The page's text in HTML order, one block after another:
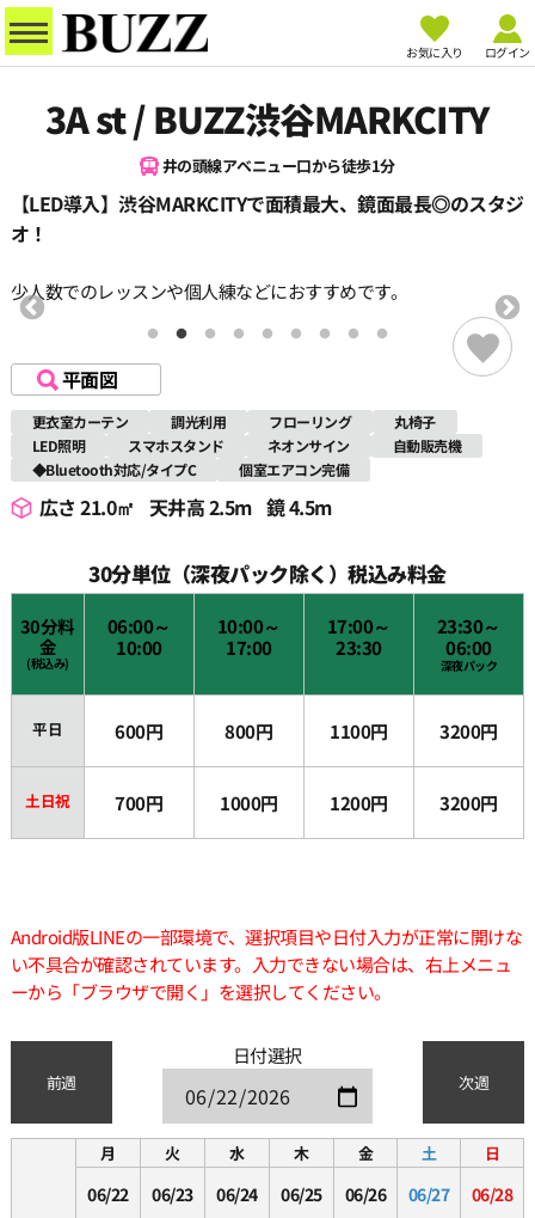
お気に入り ログイン
3A st / BUZZ渋谷MARKCITY
井の頭線アベニュー口から徒歩1分
【LED導入】渋谷MARKCITYで面積最大、鏡面最長◎のスタジ
オ！
少人数でのレッスンや個人練などにおすすめです。
平面図
更衣室カーテン 調光利用 フローリング
丸椅子
LED照明
スマホスタンド ネオンサイン
自動販売機
◆Bluetooth対応/タイプC
個室エアコン完備
広さ 21.0㎡ 天井高 2.5m 鏡 4.5m
30分単位（深夜パック除く）税込み料金
30分料
金
(税込み)
06:00～
10:00
10:00～
17:00
17:00～
23:30
23:30～
06:00
深夜パック
平日 600円 800円 1100円 3200円
土日祝 700円 1000円 1200円 3200円
Android版LINEの一部環境で、選択項目や日付入力が正常に開けな
い不具合が確認されています。入力できない場合は、右上メニュ
ーから「ブラウザで開く」を選択してください。
前週
日付選択
次週
月
06/22
火
06/23
水
06/24
木
06/25
金
06/26
土
06/27
日
06/28